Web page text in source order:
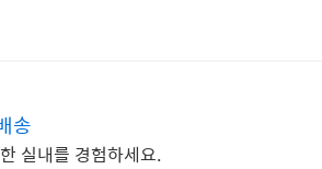
송
실내를 경험하세요.